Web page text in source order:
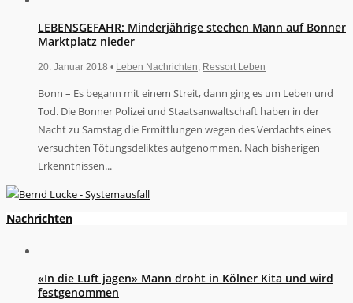
LEBENSGEFAHR: Minderjährige stechen Mann auf Bonner
Marktplatz nieder
20. Januar 2018 • Leben Nachrichten Ressort Leben
Bonn – Es begann mit einem Streit, dann ging es um Leben und
Tod. Die Bonner Polizei und Staatsanwaltschaft haben in der
Nacht zu Samstag die Ermittlungen wegen des Verdachts eines
versuchten Tötungsdeliktes aufgenommen. Nach bisherigen
Erkenntnissen...
Nachrichten
«In die Luft jagen» Mann droht in Kölner Kita und wird
festgenommen